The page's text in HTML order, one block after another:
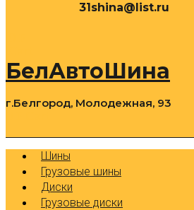
31shina@list.ru
БелАвтоШина
г.Белгород, Молодежная, 93
Шины
Грузовые шины
Диски
Грузовые диски